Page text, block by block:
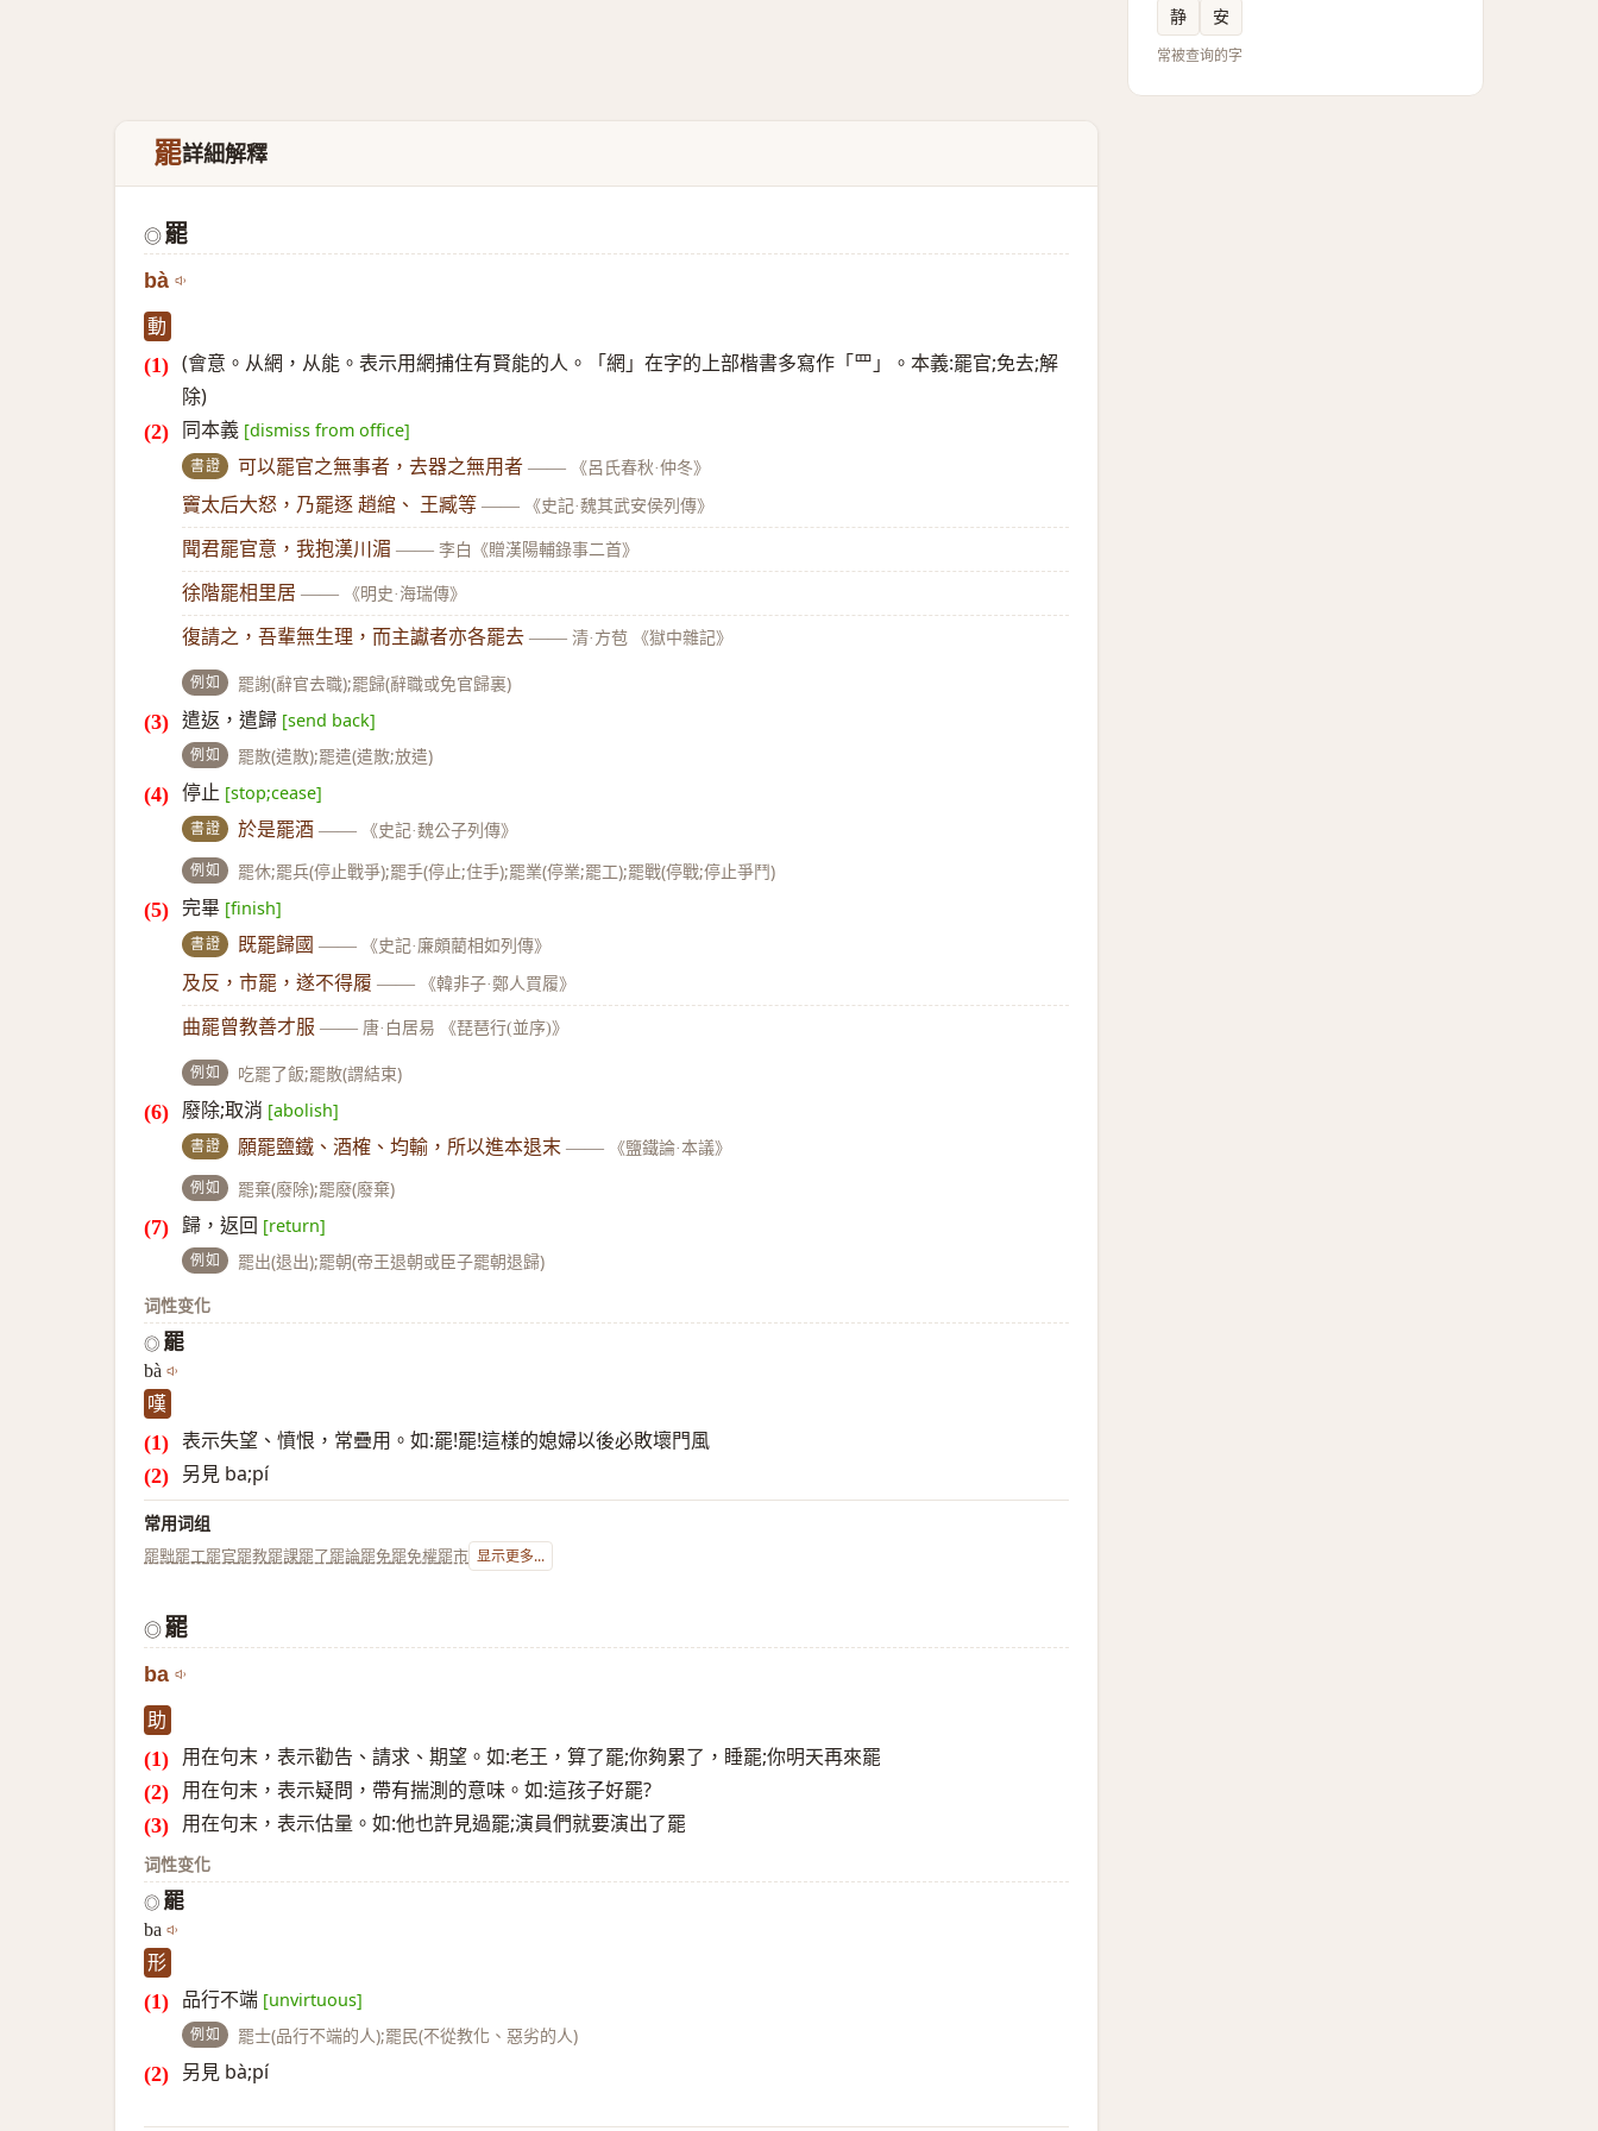
罷詳細解釋
◎罷
bà
動
(會意。从網，从能。表示用網捕住有賢能的人。「網」在字的上部楷書多寫作「罒」。本義:罷官;免去;解
除)
同本義 [dismiss from office]
書證 可以罷官之無事者，去器之無用者 —— 《呂氏春秋·仲冬》
竇太后大怒，乃罷逐 趙綰、 王臧等 —— 《史記·魏其武安侯列傳》
聞君罷官意，我抱漢川湄 —— 李白《贈漢陽輔錄事二首》
徐階罷相里居 —— 《明史·海瑞傳》
復請之，吾輩無生理，而主讞者亦各罷去 —— 清·方苞 《獄中雜記》
例如 罷謝(辭官去職);罷歸(辭職或免官歸裏)
遣返，遣歸 [send back]
例如 罷散(遣散);罷遣(遣散;放遣)
停止 [stop;cease]
書證 於是罷酒 —— 《史記·魏公子列傳》
例如 罷休;罷兵(停止戰爭);罷手(停止;住手);罷業(停業;罷工);罷戰(停戰;停止爭鬥)
完畢 [finish]
書證 既罷歸國 —— 《史記·廉頗藺相如列傳》
及反，市罷，遂不得履 —— 《韓非子·鄭人買履》
曲罷曾教善才服 —— 唐·白居易 《琵琶行(並序)》
例如 吃罷了飯;罷散(謂結束)
廢除;取消 [abolish]
書證 願罷鹽鐵、酒榷、均輸，所以進本退末 —— 《鹽鐵論·本議》
例如 罷棄(廢除);罷廢(廢棄)
歸，返回 [return]
例如
罷出(退出);罷朝(帝王退朝或臣子罷朝退歸)
词性变化
◎ 罷
bà
嘆
表示失望、憤恨，常疊用。如:罷!罷!這樣的媳婦以後必敗壞門風
另見 ba;pí
常用词组
罷黜罷工罷官罷教罷課罷了罷論罷免罷免權罷市 显示更多...
◎罷
ba
助
用在句末，表示勸告、請求、期望。如:老王，算了罷;你夠累了，睡罷;你明天再來罷
用在句末，表示疑問，帶有揣測的意味。如:這孩子好罷?
用在句末，表示估量。如:他也許見過罷;演員們就要演出了罷
词性变化
◎ 罷
ba
形
品行不端 [unvirtuous]
例如 罷士(品行不端的人);罷民(不從教化、惡劣的人)
另見 bà;pí
静 安
常被查询的字